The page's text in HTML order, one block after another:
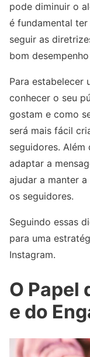
pode diminuir o
é fundamental
seguir as
bom
Para estabelecer
conhecer o seu
gostam e como
será mais fácil
seguidores. Além
adaptar a
ajudar a manter
os seguidores.
Seguindo essas
para uma
Instagram.
O Papel
e do